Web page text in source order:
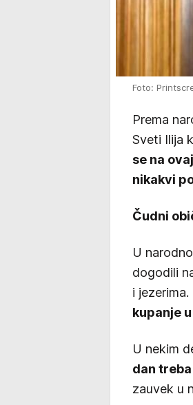
Foto:
Prema
Sveti Ilija
se na
nikakvi
Čudni
U
dogodili
i jezerima.
kupanje
U nekim
dan
zauvek u